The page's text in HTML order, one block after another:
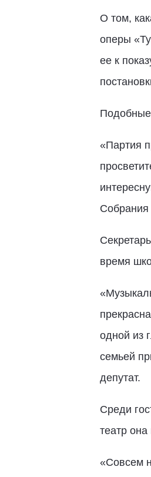
О том,
оперы
ее к
Подобные
«Партия
Собрания
время
одной из
семьей
депутат.
Среди
театр
«Совсем